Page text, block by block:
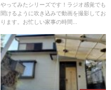
やってみたシリーズです！ラジオ感覚でも
聞けるように吹き込みで動画を撮影してお
ります。お忙しい家事の時間...